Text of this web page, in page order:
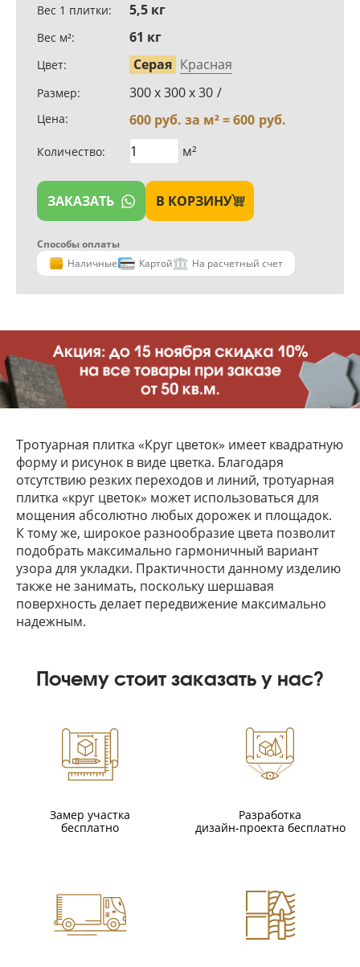
Вес 1 плитки: 5,5 кг
Вес м²: 61 кг
Цвет: Серая Красная
Размер: 300 х 300 х 30 /
Цена: 600руб. за м² =600 руб.
Количество: м²
ЗАКАЗАТЬ В КОРЗИНУ
Способы оплаты
Наличные
Картой На расчетный счет
Тротуарная плитка «Круг цветок» имеет квадратную
форму и рисунок в виде цветка. Благодаря
отсутствию резких переходов и линий, тротуарная
плитка «круг цветок» может использоваться для
мощения абсолютно любых дорожек и площадок.
К тому же, широкое разнообразие цвета позволит
подобрать максимально гармоничный вариант
узора для укладки. Практичности данному изделию
также не занимать, поскольку шершавая
поверхность делает передвижение максимально
надежным.
Почему стоит заказать у нас?
Замер участка
бесплатно
Разработка
дизайн-проекта бесплатно